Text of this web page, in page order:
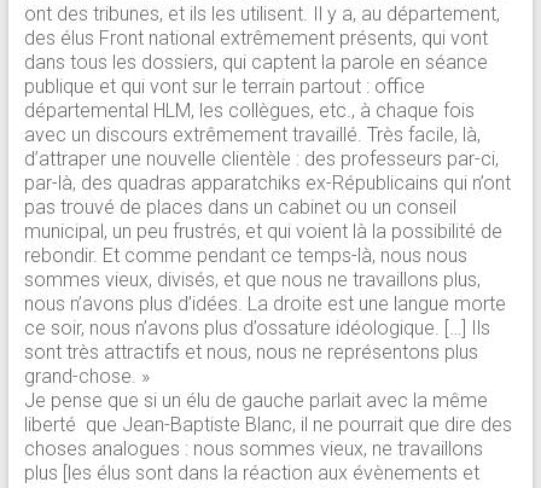
ont des tribunes, et ils les utilisent. Il y a, au département,
des élus Front national extrêmement présents, qui vont
dans tous les dossiers, qui captent la parole en séance
publique et qui vont sur le terrain partout : office
départemental HLM, les collègues, etc., à chaque fois
avec un discours extrêmement travaillé. Très facile, là,
d’attraper une nouvelle clientèle : des professeurs par-ci,
par-là, des quadras apparatchiks ex-Républicains qui n’ont
pas trouvé de places dans un cabinet ou un conseil
municipal, un peu frustrés, et qui voient là la possibilité de
rebondir. Et comme pendant ce temps-là, nous nous
sommes vieux, divisés, et que nous ne travaillons plus,
nous n’avons plus d’idées. La droite est une langue morte
ce soir, nous n’avons plus d’ossature idéologique. […] Ils
sont très attractifs et nous, nous ne représentons plus
grand-chose. »
Je pense que si un élu de gauche parlait avec la même
liberté que Jean-Baptiste Blanc, il ne pourrait que dire des
choses analogues : nous sommes vieux, ne travaillons
plus [les élus sont dans la réaction aux évènements et